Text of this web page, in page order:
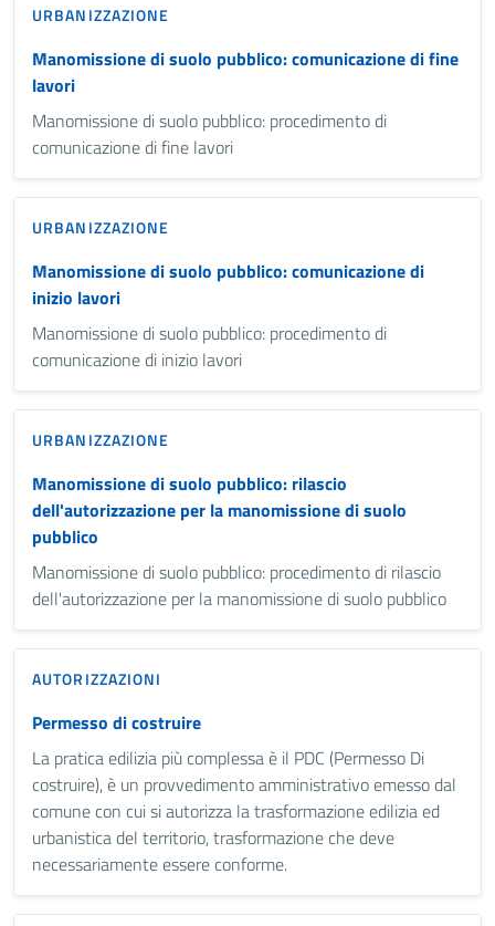
URBANIZZAZIONE
Manomissione di suolo pubblico: comunicazione di fine
lavori
Manomissione di suolo pubblico: procedimento di
comunicazione di fine lavori
URBANIZZAZIONE
Manomissione di suolo pubblico: comunicazione di
inizio lavori
Manomissione di suolo pubblico: procedimento di
comunicazione di inizio lavori
URBANIZZAZIONE
Manomissione di suolo pubblico: rilascio
dell'autorizzazione per la manomissione di suolo
pubblico
Manomissione di suolo pubblico: procedimento di rilascio
dell'autorizzazione per la manomissione di suolo pubblico
AUTORIZZAZIONI
Permesso di costruire
La pratica edilizia più complessa è il PDC (Permesso Di
costruire), è un provvedimento amministrativo emesso dal
comune con cui si autorizza la trasformazione edilizia ed
urbanistica del territorio, trasformazione che deve
necessariamente essere conforme.